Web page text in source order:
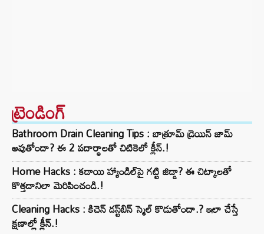
ట్రెండింగ్‌
Bathroom Drain Cleaning Tips : బాత్రూమ్ డ్రెయిన్ జామ్
అవుతోందా? ఈ 2 పదార్థాలతో చిటికెలో క్లీన్.!
Home Hacks : కడాయి హ్యాండిల్‌పై గట్టి జిడ్డా? ఈ చిట్కాలతో
కొత్తదానిలా మెరిపించండి.!
Cleaning Hacks : కిచెన్ డస్ట్‌బిన్ స్మెల్ కొడుతోందా.? ఇలా చేస్తే
క్షణాల్లో క్లీన్.!